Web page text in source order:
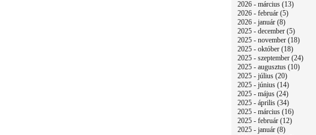
2026 - március (13)
2026 - február (5)
2026 - január (8)
2025 - december (5)
2025 - november (18)
2025 - október (18)
2025 - szeptember (24)
2025 - augusztus (10)
2025 - július (20)
2025 - június (14)
2025 - május (24)
2025 - április (34)
2025 - március (16)
2025 - február (12)
2025 - január (8)